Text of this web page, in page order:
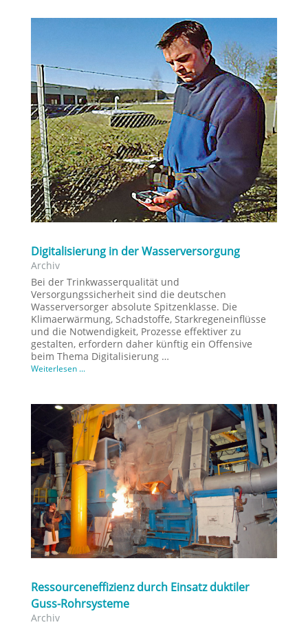
Digitalisierung in der Wasserversorgung
Archiv
Bei der Trinkwasserqualität und
Versorgungssicherheit sind die deutschen
Wasserversorger absolute Spitzenklasse. Die
Klimaerwärmung, Schadstoffe, Starkregeneinflüsse
und die Notwendigkeit, Prozesse effektiver zu
gestalten, erfordern daher künftig ein Offensive
beim Thema Digitalisierung …
Weiterlesen ...
Ressourceneffizienz durch Einsatz duktiler
Guss-Rohrsysteme
Archiv